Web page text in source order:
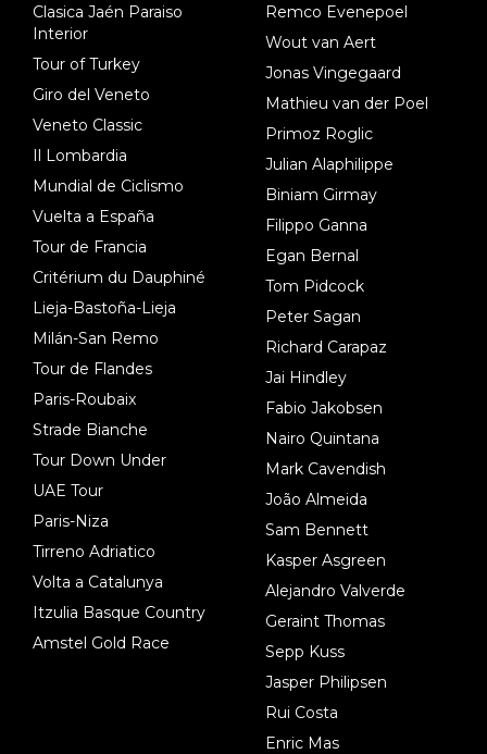
Clasica Jaén Paraiso
Interior
Tour of Turkey
Giro del Veneto
Veneto Classic
Il Lombardia
Mundial de Ciclismo
Vuelta a España
Tour de Francia
Critérium du Dauphiné
Lieja-Bastoña-Lieja
Milán-San Remo
Tour de Flandes
Paris-Roubaix
Strade Bianche
Tour Down Under
UAE Tour
Paris-Niza
Tirreno Adriatico
Volta a Catalunya
Itzulia Basque Country
Amstel Gold Race
Remco Evenepoel
Wout van Aert
Jonas Vingegaard
Mathieu van der Poel
Primoz Roglic
Julian Alaphilippe
Biniam Girmay
Filippo Ganna
Egan Bernal
Tom Pidcock
Peter Sagan
Richard Carapaz
Jai Hindley
Fabio Jakobsen
Nairo Quintana
Mark Cavendish
João Almeida
Sam Bennett
Kasper Asgreen
Alejandro Valverde
Geraint Thomas
Sepp Kuss
Jasper Philipsen
Rui Costa
Enric Mas